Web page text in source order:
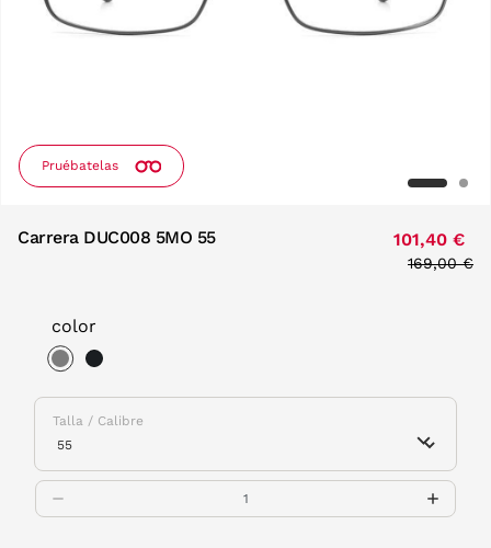
Pruébatelas
Carrera DUC008 5MO 55 101,40 €
Price
169,00 €
color
Talla / Calibre